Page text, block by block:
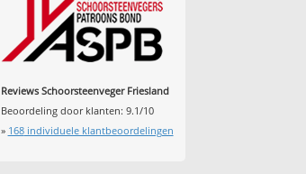
Reviews Schoorsteenveger Friesland
Beoordeling door klanten: 9.1/10
» 168individuele klantbeoordelingen